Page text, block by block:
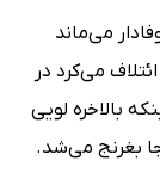
می‌ماند
می‌کرد در
بالاخره لویی
بغرنج می‌شد.